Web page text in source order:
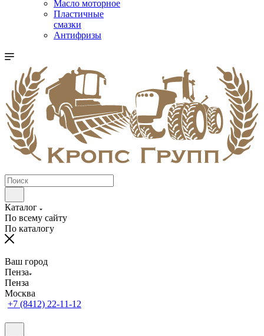
Масло моторное
Пластичные
смазки
Антифризы
Каталог
По всему сайту
По каталогу
Ваш город
Пенза
Пенза
Москва
+7 (8412) 22-11-12